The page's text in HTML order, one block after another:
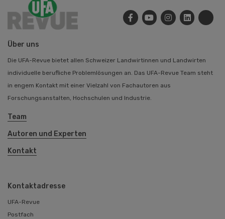
Über uns
Die UFA-Revue bietet allen Schweizer Landwirtinnen und Landwirten
individuelle berufliche Problemlösungen an. Das UFA-Revue Team steht
in engem Kontakt mit einer Vielzahl von Fachautoren aus
Forschungsanstalten, Hochschulen und Industrie.
Team
Autoren und Experten
Kontakt
Kontaktadresse
UFA-Revue
Postfach